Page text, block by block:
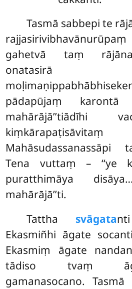
Tasmā sabbepi te
gahetvā taṃ
pādapūjaṃ
mahārājā’’tiādīhi
Mahāsudassanassāpi
Tena vuttaṃ – ‘‘ye
puratthimāya
mahārājā’’ti.
Tattha svāgata
Ekasmiñhi āgate
Ekasmiṃ āgate
tādiso tvaṃ
gamanasocano.